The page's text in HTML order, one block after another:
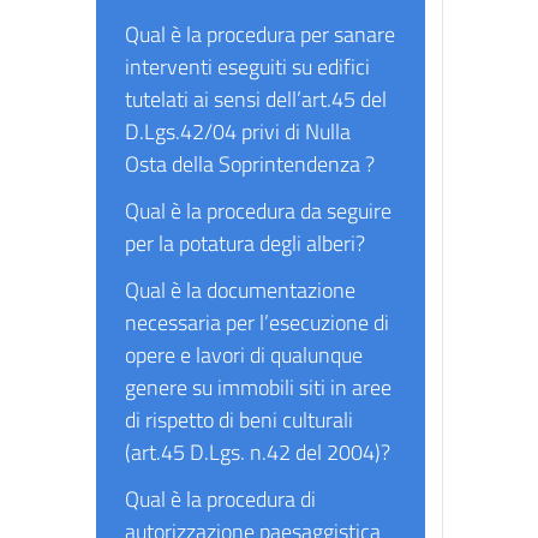
Qual è la procedura per sanare
interventi eseguiti su edifici
tutelati ai sensi dell’art.45 del
D.Lgs.42/04 privi di Nulla
Osta della Soprintendenza ?
Qual è la procedura da seguire
per la potatura degli alberi?
Qual è la documentazione
necessaria per l’esecuzione di
opere e lavori di qualunque
genere su immobili siti in aree
di rispetto di beni culturali
(art.45 D.Lgs. n.42 del 2004)?
Qual è la procedura di
autorizzazione paesaggistica